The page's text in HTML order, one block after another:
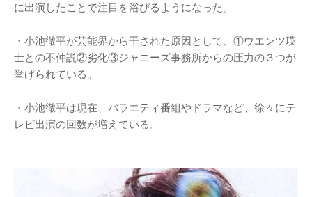
に出演したことで注目を浴びるようになった。
・小池徹平が芸能界から干された原因として、①ウエンツ瑛
士との不仲説②劣化③ジャニーズ事務所からの圧力の３つが
挙げられている。
・小池徹平は現在、バラエティ番組やドラマなど、徐々にテ
レビ出演の回数が増えている。